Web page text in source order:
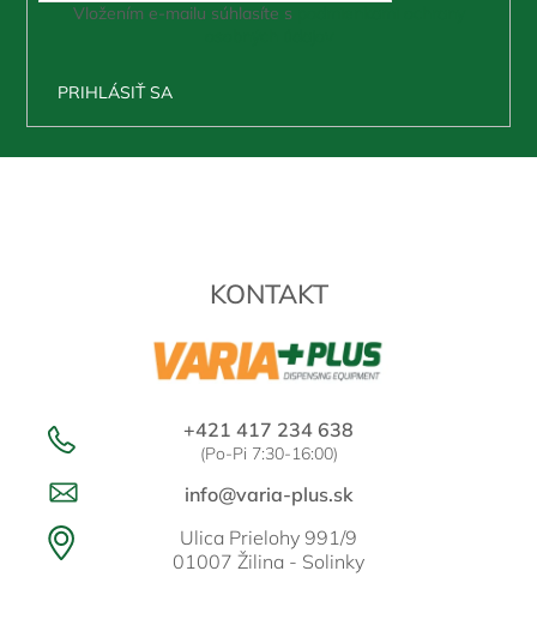
Vložením e-mailu súhlasíte s
PRIHLÁSIŤ SA
KONTAKT
+421 417 234 638
(Po-Pi 7:30-16:00)
info@varia-plus.sk
Ulica Prielohy 991/9
01007 Žilina - Solinky